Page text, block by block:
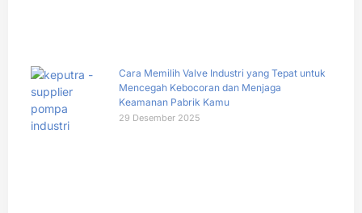
Cara Memilih Valve Industri yang Tepat untuk
Mencegah Kebocoran dan Menjaga
Keamanan Pabrik Kamu
29 Desember 2025